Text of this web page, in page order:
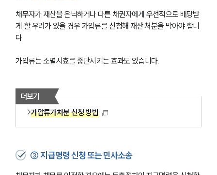
채무자가 재산을 은닉하거나 다른 채권자에게 우선적으로 배당받
게 할 우려가 있을 경우 가압류를 신청해 재산 처분을 막아야 합니
다.
가압류는 소멸시효를 중단시키는 효과도 있습니다.
더보기
가압류가처분 신청 방법
③ 지급명령 신청 또는 민사소송